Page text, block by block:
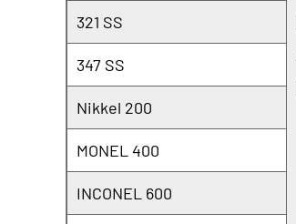
321 SS
347 SS
Nikkel 200
MONEL 400
INCONEL 600